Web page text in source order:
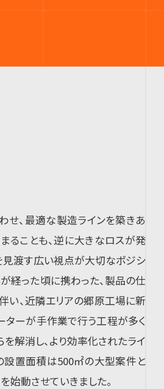
せ、最適な製造ラインを築きあ
ることも、逆に大きなロスが発
見渡す広い視点が大切なポジシ
経った頃に携わった、製品の仕
い、近隣エリアの郷原工場に新
ターが手作業で行う工程が多く
解消し、より効率化されたライ
設置面積は500㎡の大型案件と
始動させていきました。